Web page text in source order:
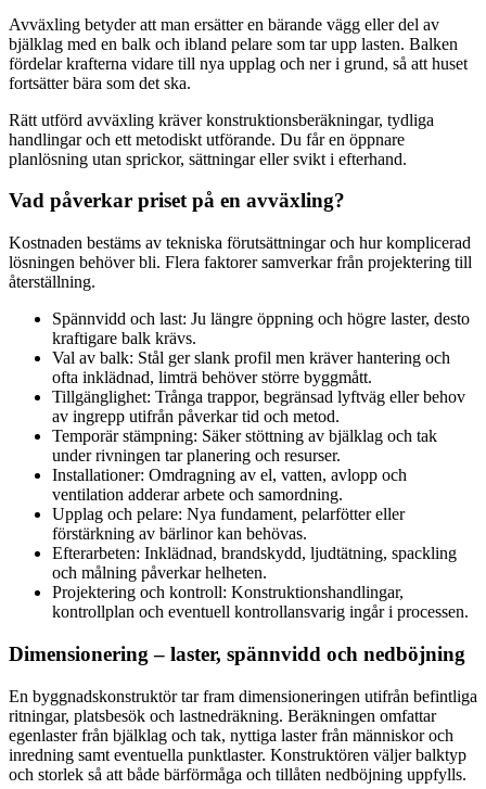
Avväxling betyder att man ersätter en bärande vägg eller del av
bjälklag med en balk och ibland pelare som tar upp lasten. Balken
fördelar krafterna vidare till nya upplag och ner i grund, så att huset
fortsätter bära som det ska.
Rätt utförd avväxling kräver konstruktionsberäkningar, tydliga
handlingar och ett metodiskt utförande. Du får en öppnare
planlösning utan sprickor, sättningar eller svikt i efterhand.
Vad påverkar priset på en avväxling?
Kostnaden bestäms av tekniska förutsättningar och hur komplicerad
lösningen behöver bli. Flera faktorer samverkar från projektering till
återställning.
Spännvidd och last: Ju längre öppning och högre laster, desto
kraftigare balk krävs.
Val av balk: Stål ger slank profil men kräver hantering och
ofta inklädnad, limträ behöver större byggmått.
Tillgänglighet: Trånga trappor, begränsad lyftväg eller behov
av ingrepp utifrån påverkar tid och metod.
Temporär stämpning: Säker stöttning av bjälklag och tak
under rivningen tar planering och resurser.
Installationer: Omdragning av el, vatten, avlopp och
ventilation adderar arbete och samordning.
Upplag och pelare: Nya fundament, pelarfötter eller
förstärkning av bärlinor kan behövas.
Efterarbeten: Inklädnad, brandskydd, ljudtätning, spackling
och målning påverkar helheten.
Projektering och kontroll: Konstruktionshandlingar,
kontrollplan och eventuell kontrollansvarig ingår i processen.
Dimensionering – laster, spännvidd och nedböjning
En byggnadskonstruktör tar fram dimensioneringen utifrån befintliga
ritningar, platsbesök och lastnedräkning. Beräkningen omfattar
egenlaster från bjälklag och tak, nyttiga laster från människor och
inredning samt eventuella punktlaster. Konstruktören väljer balktyp
och storlek så att både bärförmåga och tillåten nedböjning uppfylls.